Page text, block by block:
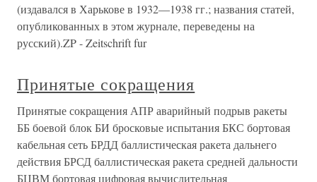
(издавался в Харькове в 1932—1938 гг.; названия статей,
опубликованных в этом журнале, переведены на
русский).ZP - Zeitschrift fur
Принятые сокращения
Принятые сокращения АПР аварийный подрыв ракеты
ББ боевой блок БИ бросковые испытания БКС бортовая
кабельная сеть БРДД баллистическая ракета дальнего
действия БРСД баллистическая ракета средней дальности
БЦВМ бортовая цифровая вычислительная